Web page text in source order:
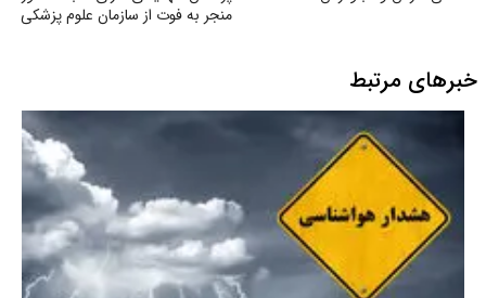
منجر به فوت از سازمان علوم پزشکی
خبرهای مرتبط